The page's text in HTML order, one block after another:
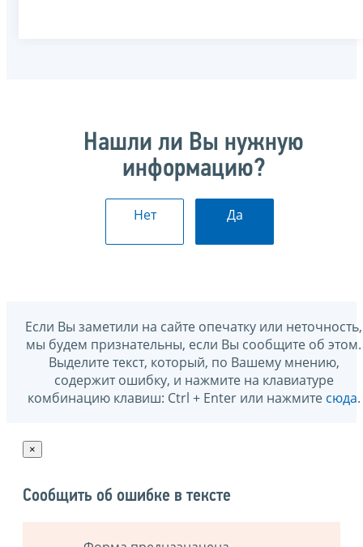
Нашли ли Вы нужную
информацию?
Нет Да
Если Вы заметили на сайте опечатку или неточность,
мы будем признательны, если Вы сообщите об этом.
Выделите текст, который, по Вашему мнению,
содержит ошибку, и нажмите на клавиатуре
комбинацию клавиш: Ctrl + Enter или нажмите сюда.
×
Сообщить об ошибке в тексте